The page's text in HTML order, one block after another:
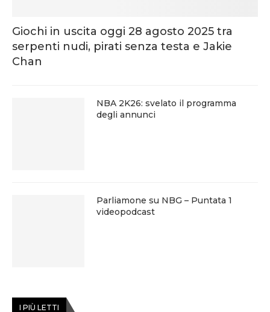
Giochi in uscita oggi 28 agosto 2025 tra
serpenti nudi, pirati senza testa e Jakie
Chan
NBA 2K26: svelato il programma
degli annunci
Parliamone su NBG – Puntata 1
videopodcast
I PIÙ LETTI